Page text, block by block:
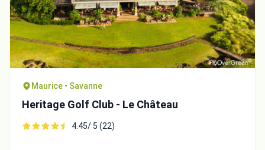
Maurice • Savanne
Heritage Golf Club - Le Château
4.45/ 5 (22)